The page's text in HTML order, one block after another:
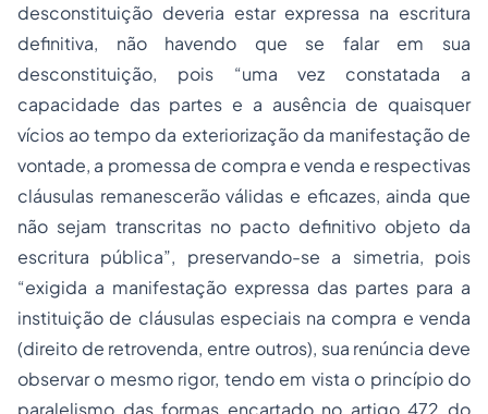
desconstituição deveria estar expressa na escritura
definitiva, não havendo que se falar em sua
desconstituição, pois “uma vez constatada a
capacidade das partes e a ausência de quaisquer
vícios ao tempo da exteriorização da manifestação de
vontade, a promessa de compra e venda e respectivas
cláusulas remanescerão válidas e eficazes, ainda que
não sejam transcritas no pacto definitivo objeto da
escritura pública”, preservando-se a simetria, pois
“exigida a manifestação expressa das partes para a
instituição de cláusulas especiais na compra e venda
(direito de retrovenda, entre outros), sua renúncia deve
observar o mesmo rigor, tendo em vista o princípio do
paralelismo das formas encartado no artigo 472 do